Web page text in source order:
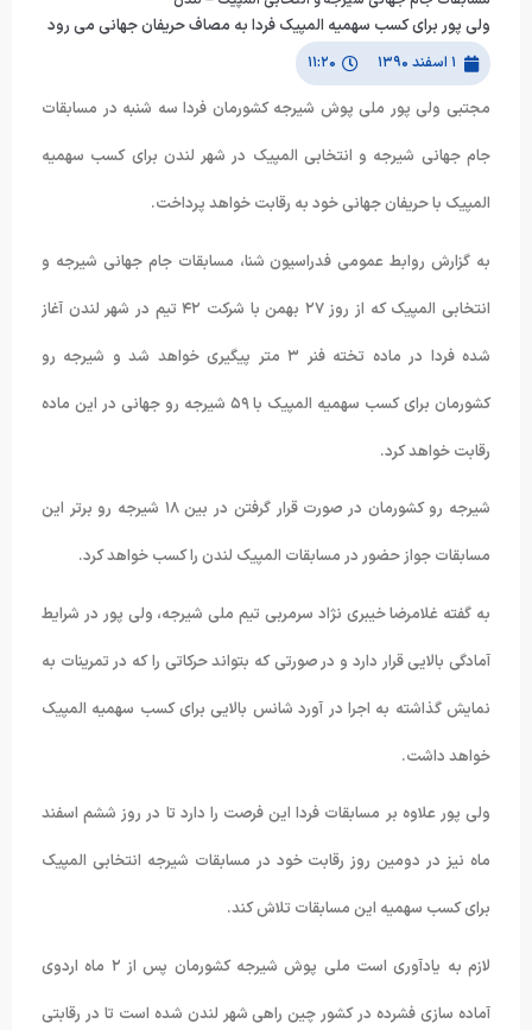
ولی پور برای کسب سهمیه المپیک فردا به مصاف حریفان جهانی می رود
۱۱:۲۰
مجتبی ولی پور ملی پوش شیرجه کشورمان فردا سه شنبه در مسابقات
جام جهانی شیرجه و انتخابی المپیک در شهر لندن برای کسب سهمیه
المپیک با حریفان جهانی خود به رقابت خواهد پرداخت.
به گزارش روابط عمومی فدراسیون شنا، مسابقات جام جهانی شیرجه و
انتخابی المپیک که از روز ٢٧ بهمن با شرکت ۴٢ تیم در شهر لندن آغاز
شده فردا در ماده تخته فنر ٣ متر پیگیری خواهد شد و شیرجه رو
کشورمان برای کسب سهمیه المپیک با ۵٩ شیرجه رو جهانی در این ماده
رقابت خواهد کرد.
شیرجه رو کشورمان در صورت قرار گرفتن در بین ١٨ شیرجه رو برتر این
مسابقات جواز حضور در مسابقات المپیک لندن را کسب خواهد کرد.
به گفته غلامرضا خیبری نژاد سرمربی تیم ملی شیرجه، ولی پور در شرایط
آمادگی بالایی قرار دارد و در صورتی که بتواند حرکاتی را که در تمرینات به
نمایش گذاشته به اجرا در آورد شانس بالایی برای کسب سهمیه المپیک
خواهد داشت.
ولی پور علاوه بر مسابقات فردا این فرصت را دارد تا در روز ششم اسفند
ماه نیز در دومین روز رقابت خود در مسابقات شیرجه انتخابی المپیک
برای کسب سهمیه این مسابقات تلاش کند.
لازم به یادآوری است ملی پوش شیرجه کشورمان پس از ٢ ماه اردوی
آماده سازی فشرده در کشور چین راهی شهر لندن شده است تا در رقابتی